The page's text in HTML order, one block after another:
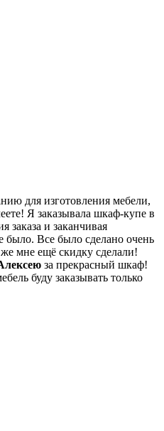
для изготовления мебели,
Я заказывала шкаф-купе в
заказа и заканчивая
Все было сделано очень
мне ещё скидку сделали!
за прекрасный шкаф!
буду заказывать только